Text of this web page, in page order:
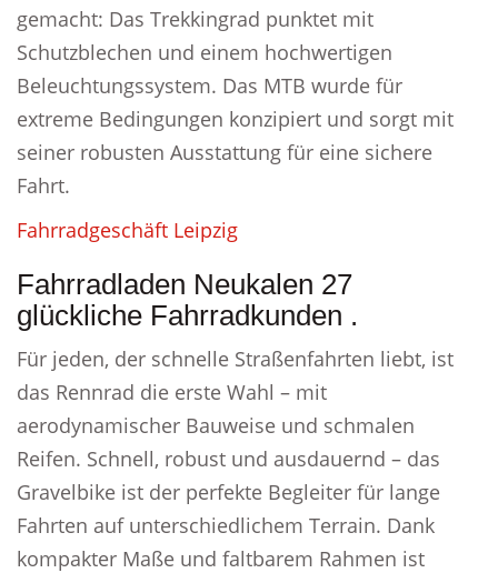
gemacht: Das Trekkingrad punktet mit
Schutzblechen und einem hochwertigen
Beleuchtungssystem. Das MTB wurde für
extreme Bedingungen konzipiert und sorgt mit
seiner robusten Ausstattung für eine sichere
Fahrt.
Fahrradgeschäft Leipzig
Fahrradladen Neukalen 27
glückliche Fahrradkunden .
Für jeden, der schnelle Straßenfahrten liebt, ist
das Rennrad die erste Wahl – mit
aerodynamischer Bauweise und schmalen
Reifen. Schnell, robust und ausdauernd – das
Gravelbike ist der perfekte Begleiter für lange
Fahrten auf unterschiedlichem Terrain. Dank
kompakter Maße und faltbarem Rahmen ist